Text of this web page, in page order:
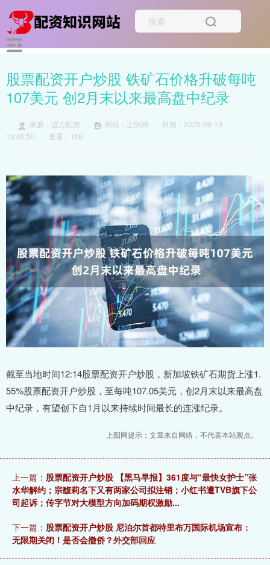
股票配资开户炒股 铁矿石价格升破每吨
107美元 创2月末以来最高盘中纪录
来源：源万配资 网站：上阳网
日期：2025-09-10
13:55:50
查看：109
截至当地时间12:14股票配资开户炒股，新加坡铁矿石期货上涨1.
55%股票配资开户炒股，至每吨107.05美元，创2月末以来最高盘
中纪录，有望创下自1月以来持续时间最长的连涨纪录。
上阳网提示：文章来自网络，不代表本站观点。
上一篇： 股票配资开户炒股 【黑马早报】361度与“最快女护士”张
水华解约；宗馥莉名下又有两家公司拟注销；小红书遭TVB旗下公
司起诉；传字节对大模型方向加码期权激励...
下一篇： 股票配资开户炒股 尼泊尔首都特里布万国际机场宣布：
无限期关闭！是否会撤侨？外交部回应